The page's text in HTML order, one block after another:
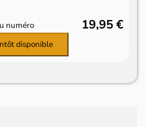
numéro 19,95 €
disponible